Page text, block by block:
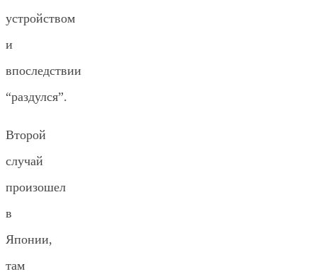
устройством
и
впоследствии
“раздулся”.
Второй
случай
произошел
в
Японии,
там